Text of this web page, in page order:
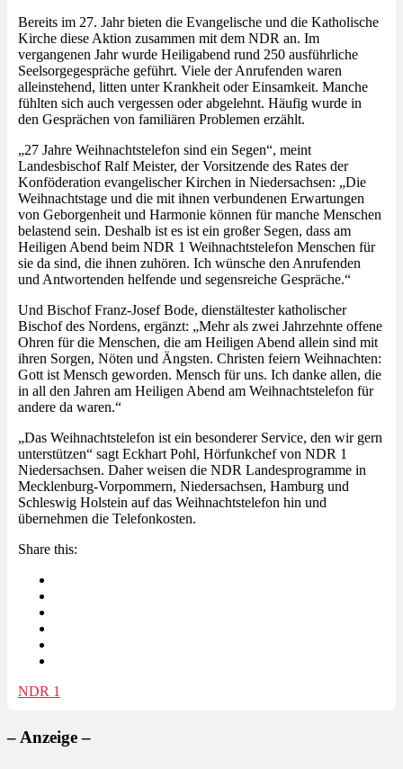
Bereits im 27. Jahr bieten die Evangelische und die Katholische
Kirche diese Aktion zusammen mit dem NDR an. Im
vergangenen Jahr wurde Heiligabend rund 250 ausführliche
Seelsorgegespräche geführt. Viele der Anrufenden waren
alleinstehend, litten unter Krankheit oder Einsamkeit. Manche
fühlten sich auch vergessen oder abgelehnt. Häufig wurde in
den Gesprächen von familiären Problemen erzählt.
„27 Jahre Weihnachtstelefon sind ein Segen“, meint
Landesbischof Ralf Meister, der Vorsitzende des Rates der
Konföderation evangelischer Kirchen in Niedersachsen: „Die
Weihnachtstage und die mit ihnen verbundenen Erwartungen
von Geborgenheit und Harmonie können für manche Menschen
belastend sein. Deshalb ist es ist ein großer Segen, dass am
Heiligen Abend beim NDR 1 Weihnachtstelefon Menschen für
sie da sind, die ihnen zuhören. Ich wünsche den Anrufenden
und Antwortenden helfende und segensreiche Gespräche.“
Und Bischof Franz-Josef Bode, dienstältester katholischer
Bischof des Nordens, ergänzt: „Mehr als zwei Jahrzehnte offene
Ohren für die Menschen, die am Heiligen Abend allein sind mit
ihren Sorgen, Nöten und Ängsten. Christen feiern Weihnachten:
Gott ist Mensch geworden. Mensch für uns. Ich danke allen, die
in all den Jahren am Heiligen Abend am Weihnachtstelefon für
andere da waren.“
„Das Weihnachtstelefon ist ein besonderer Service, den wir gern
unterstützen“ sagt Eckhart Pohl, Hörfunkchef von NDR 1
Niedersachsen. Daher weisen die NDR Landesprogramme in
Mecklenburg-Vorpommern, Niedersachsen, Hamburg und
Schleswig Holstein auf das Weihnachtstelefon hin und
übernehmen die Telefonkosten.
Share this:
NDR 1
– Anzeige –